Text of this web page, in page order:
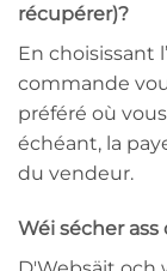
récupérer)?
En choisissant
commande
préféré où
échéant, la
du vendeur.
Wéi sécher